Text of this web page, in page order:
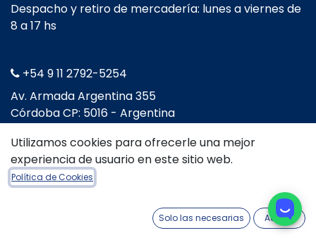
Despacho y retiro de mercadería: lunes a viernes de
8 a 17 hs
+54 9 11 2792-5254
​Av. Armada Argentina 355
Córdoba CP: 5016 - Argentina
Utilizamos cookies para ofrecerle una mejor
experiencia de usuario en este sitio web.
Política de Cookies
Solo las necesarias Acepto